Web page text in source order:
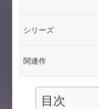
シリーズ
関連作
目次